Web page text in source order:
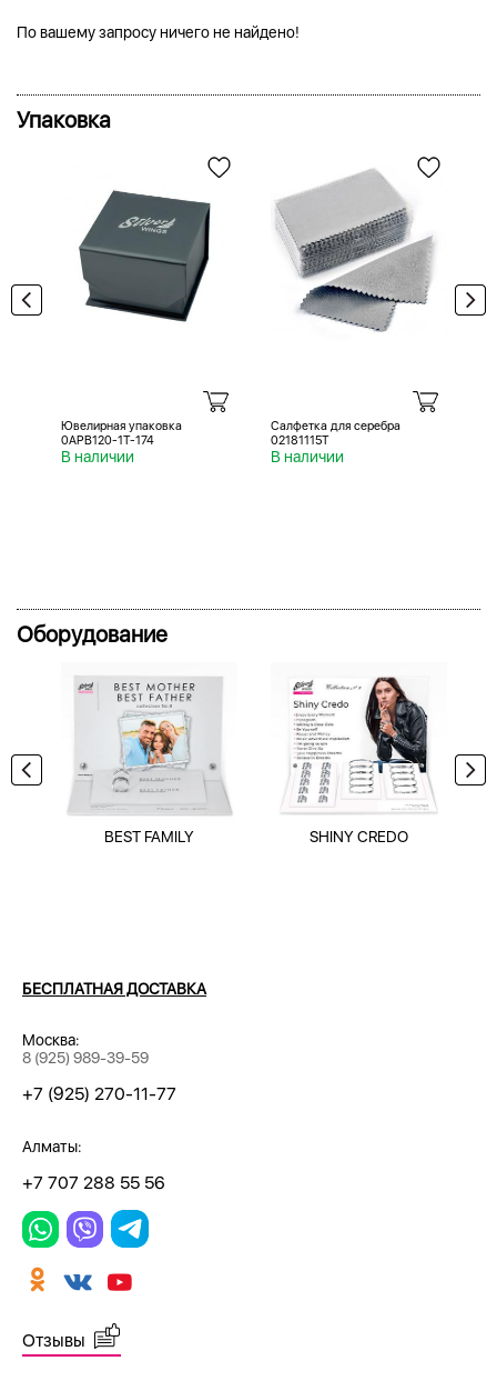
По вашему запросу ничего не найдено!
Упаковка
Ювелирная упаковка
0APB120-1T-174
В наличии
Салфетка для серебра
02181115T
В наличии
Оборудование
BEST FAMILY SHINY CREDO
БЕСПЛАТНАЯ ДОСТАВКА
Москва:
8 (925) 989-39-59
+7 (925) 270-11-77
Алматы:
+7 707 288 55 56
Отзывы